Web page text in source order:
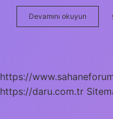
Devamını okuyun
Dış
https://
https://daru.com.tr